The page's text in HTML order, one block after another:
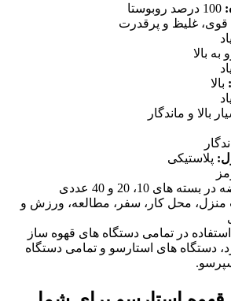
قوی، غلیظ و پرقدرت
بالا
بالا
بالا و ماندگار
پلاستیکی
بسته های 10، 20 و 40 عددی
محل کار، سفر، مطالعه، ورزش و
در تمامی دستگاه های قهوه ساز
دستگاه های استارسو و تمامی دستگاه